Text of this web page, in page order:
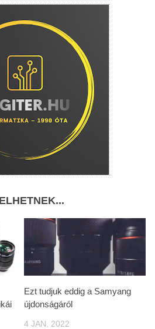
Ezt tudjuk eddig a Samyang
újdonságáról
4 JAN, 2022